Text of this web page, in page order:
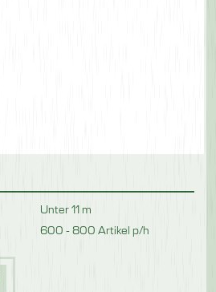
Unter 11 m
600 - 800 Artikel p/h